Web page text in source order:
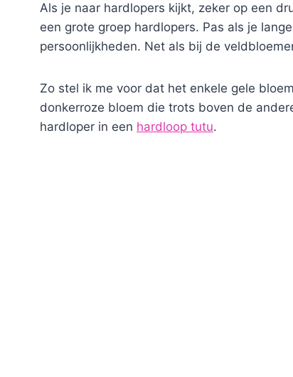
Als je naar hardlopers kijkt, zeker op een
een grote groep hardlopers. Pas als je
persoonlijkheden. Net als bij de
Zo stel ik me voor dat het enkele gele
donkerroze bloem die trots boven de
hardloper in een hardloop tutu.